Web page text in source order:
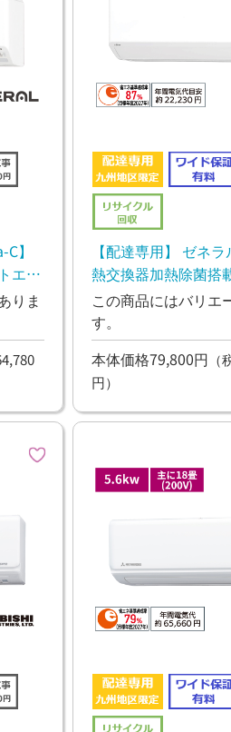
】
エア
りま
【配達専用】 ゼネ
熱交換器加熱除菌搭
コン 2.2kw
この商品にはバリエ
す。
本体価格79,800円
円）